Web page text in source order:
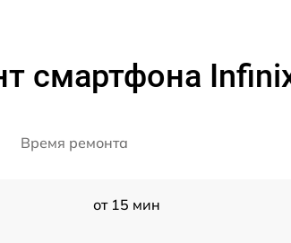
смартфона
Время ремонта
от 15 мин